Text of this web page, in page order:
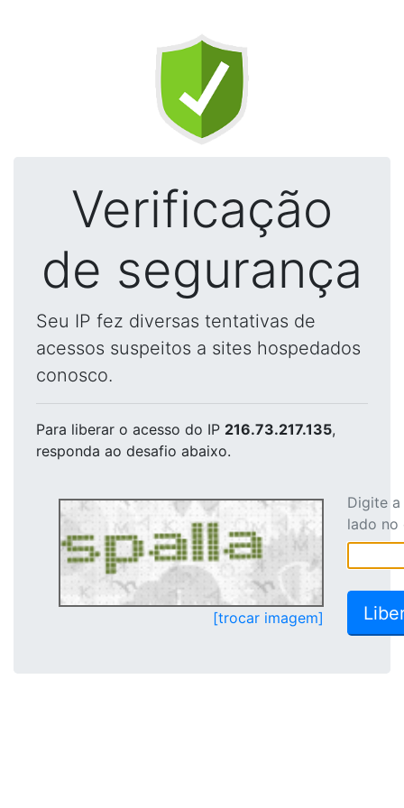
Verificação
de segurança
Seu IP fez diversas tentativas de
acessos suspeitos a sites hospedados
conosco.
Para liberar o acesso do IP 216.73.217.135,
responda ao desafio abaixo.
[trocar imagem]
Digite
lado no